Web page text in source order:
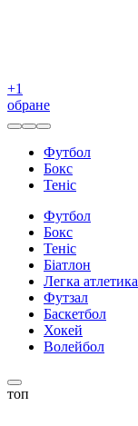
+1
обране
Футбол
Бокс
Теніс
Футбол
Бокс
Теніс
Біатлон
Легка атлетика
Футзал
Баскетбол
Хокей
Волейбол
топ